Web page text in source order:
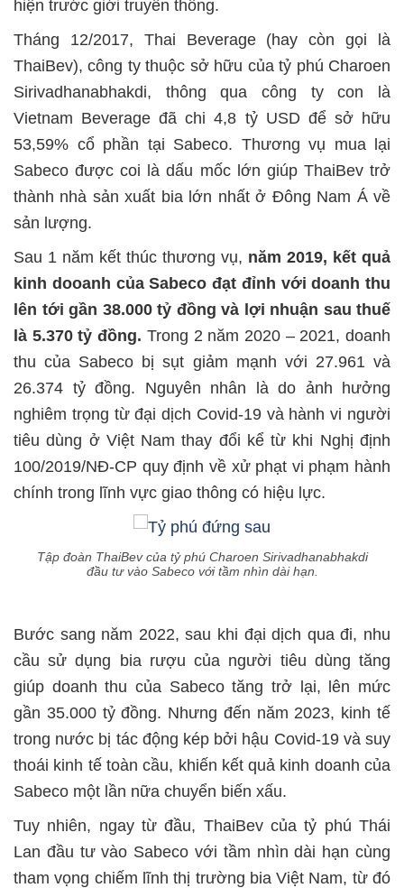
hiện trước giới truyền thông.
Tháng 12/2017, Thai Beverage (hay còn gọi là
ThaiBev), công ty thuộc sở hữu của tỷ phú Charoen
Sirivadhanabhakdi, thông qua công ty con là
Vietnam Beverage đã chi 4,8 tỷ USD để sở hữu
53,59% cổ phần tại Sabeco. Thương vụ mua lại
Sabeco được coi là dấu mốc lớn giúp ThaiBev trở
thành nhà sản xuất bia lớn nhất ở Đông Nam Á về
sản lượng.
Sau 1 năm kết thúc thương vụ, năm 2019, kết quả
kinh dooanh của Sabeco đạt đỉnh với doanh thu
lên tới gần 38.000 tỷ đồng và lợi nhuận sau thuế
là 5.370 tỷ đồng. Trong 2 năm 2020 – 2021, doanh
thu của Sabeco bị sụt giảm mạnh với 27.961 và
26.374 tỷ đồng. Nguyên nhân là do ảnh hưởng
nghiêm trọng từ đại dịch Covid-19 và hành vi người
tiêu dùng ở Việt Nam thay đổi kể từ khi Nghị định
100/2019/NĐ-CP quy định về xử phạt vi phạm hành
chính trong lĩnh vực giao thông có hiệu lực.
Tập đoàn ThaiBev của tỷ phú Charoen Sirivadhanabhakdi
đầu tư vào Sabeco với tầm nhìn dài hạn.
Bước sang năm 2022, sau khi đại dịch qua đi, nhu
cầu sử dụng bia rượu của người tiêu dùng tăng
giúp doanh thu của Sabeco tăng trở lại, lên mức
gần 35.000 tỷ đồng. Nhưng đến năm 2023, kinh tế
trong nước bị tác động kép bởi hậu Covid-19 và suy
thoái kinh tế toàn cầu, khiến kết quả kinh doanh của
Sabeco một lần nữa chuyển biến xấu.
Tuy nhiên, ngay từ đầu, ThaiBev của tỷ phú Thái
Lan đầu tư vào Sabeco với tầm nhìn dài hạn cùng
tham vọng chiếm lĩnh thị trường bia Việt Nam, từ đó